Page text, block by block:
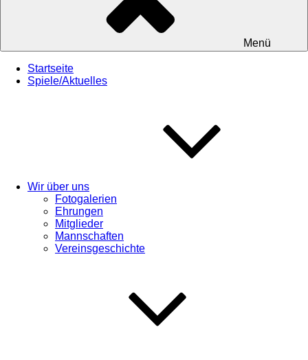
Menü
Startseite
Spiele/Aktuelles
Wir über uns
Fotogalerien
Ehrungen
Mitglieder
Mannschaften
Vereinsgeschichte